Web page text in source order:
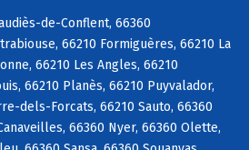
de-Conflent, 66360
66210 Formiguères, 66210 La
66210 Les Angles, 66210
66210 Planès, 66210 Puyvalador,
dels-Forcats, 66210 Sauto, 66360
66360 Nyer, 66360 Olette,